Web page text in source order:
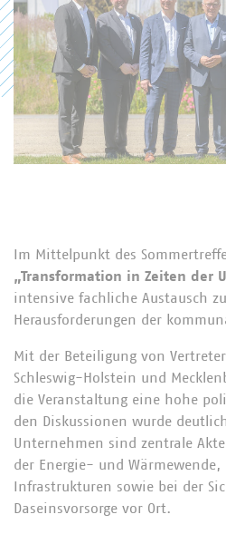
Passwort vergessen?
Im Mittelpunkt des
„Transformation in Zeiten der
intensive fachliche Austausch
Herausforderungen der
Mit der Beteiligung von
Schleswig-Holstein und
die Veranstaltung eine hohe
den Diskussionen wurde
Unternehmen sind zentrale
der Energie- und
Infrastrukturen sowie bei der
Daseinsvorsorge vor Ort.